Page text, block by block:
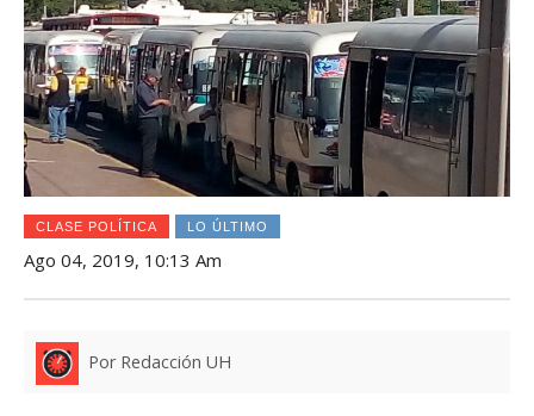
CLASE POLÍTICA LO ÚLTIMO
Ago 04, 2019, 10:13 Am
Por Redacción UH